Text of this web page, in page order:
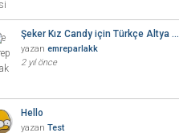
Şeker Kız Candy için Türkçe Altya …
yazan emreparlakk
2 yıl önce
Hello
yazan Test